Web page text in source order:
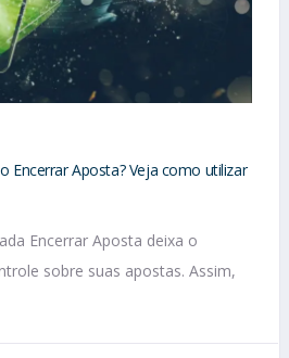
Encerrar Aposta? Veja como utilizar
Encerrar Aposta deixa o
sobre suas apostas. Assim,